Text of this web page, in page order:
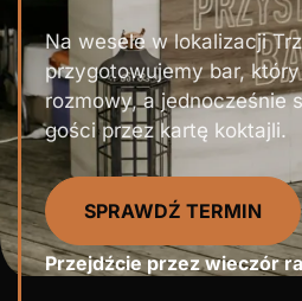
Na wesele w lokalizacji
przygotowujemy bar,
rozmowy, a jednocześnie
gości przez kartę koktajli.
SPRAWDŹ TERMIN
Przejdźcie przez wieczór